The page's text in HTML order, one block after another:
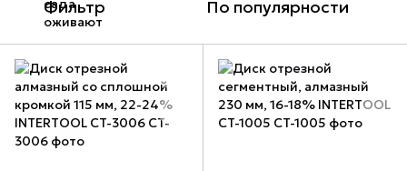
Фильтр По популярности